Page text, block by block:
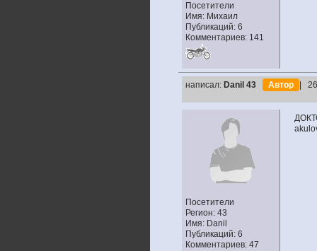
Посетители
Имя: Михаил
Публикаций: 6
Комментариев: 141
написал: Danil 43 Автор |
Посетители
Регион: 43
Имя: Danil
Публикаций: 6
Комментариев: 47